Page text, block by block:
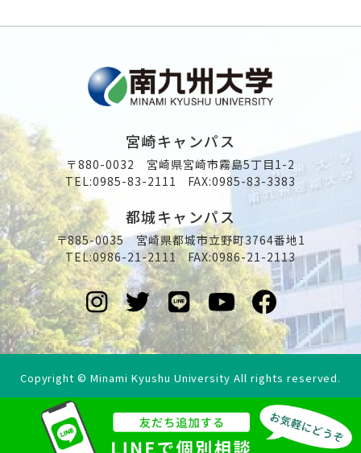
宮崎キャンパス
〒880-0032 宮崎県宮崎市霧島5丁目1-2
TEL:0985-83-2111 FAX:0985-83-3383
都城キャンパス
〒885-0035 宮崎県都城市立野町3764番地1
TEL:0986-21-2111 FAX:0986-21-2113
Copyright © Minami Kyushu University All rights reserved.